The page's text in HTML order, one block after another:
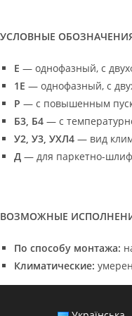
УСЛОВНЫЕ
Е — однофазный, с
1Е — однофазный, с
Р — с повышенным
Б3, Б4 — с
У2, У3, УХЛ4 — вид
Д — для паркетно-
ВОЗМОЖНЫЕ
По способу монтажа:
Климатические: